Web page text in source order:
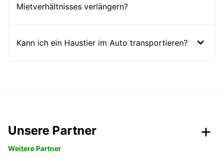
Mietverhältnisses verlängern?
Kann ich ein Haustier im Auto transportieren?
Unsere Partner
Weitere Partner